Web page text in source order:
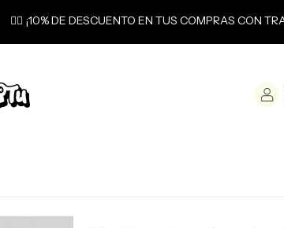
❤️‍🔥 ¡10% DE DESCUENTO EN TUS COMPRAS CON